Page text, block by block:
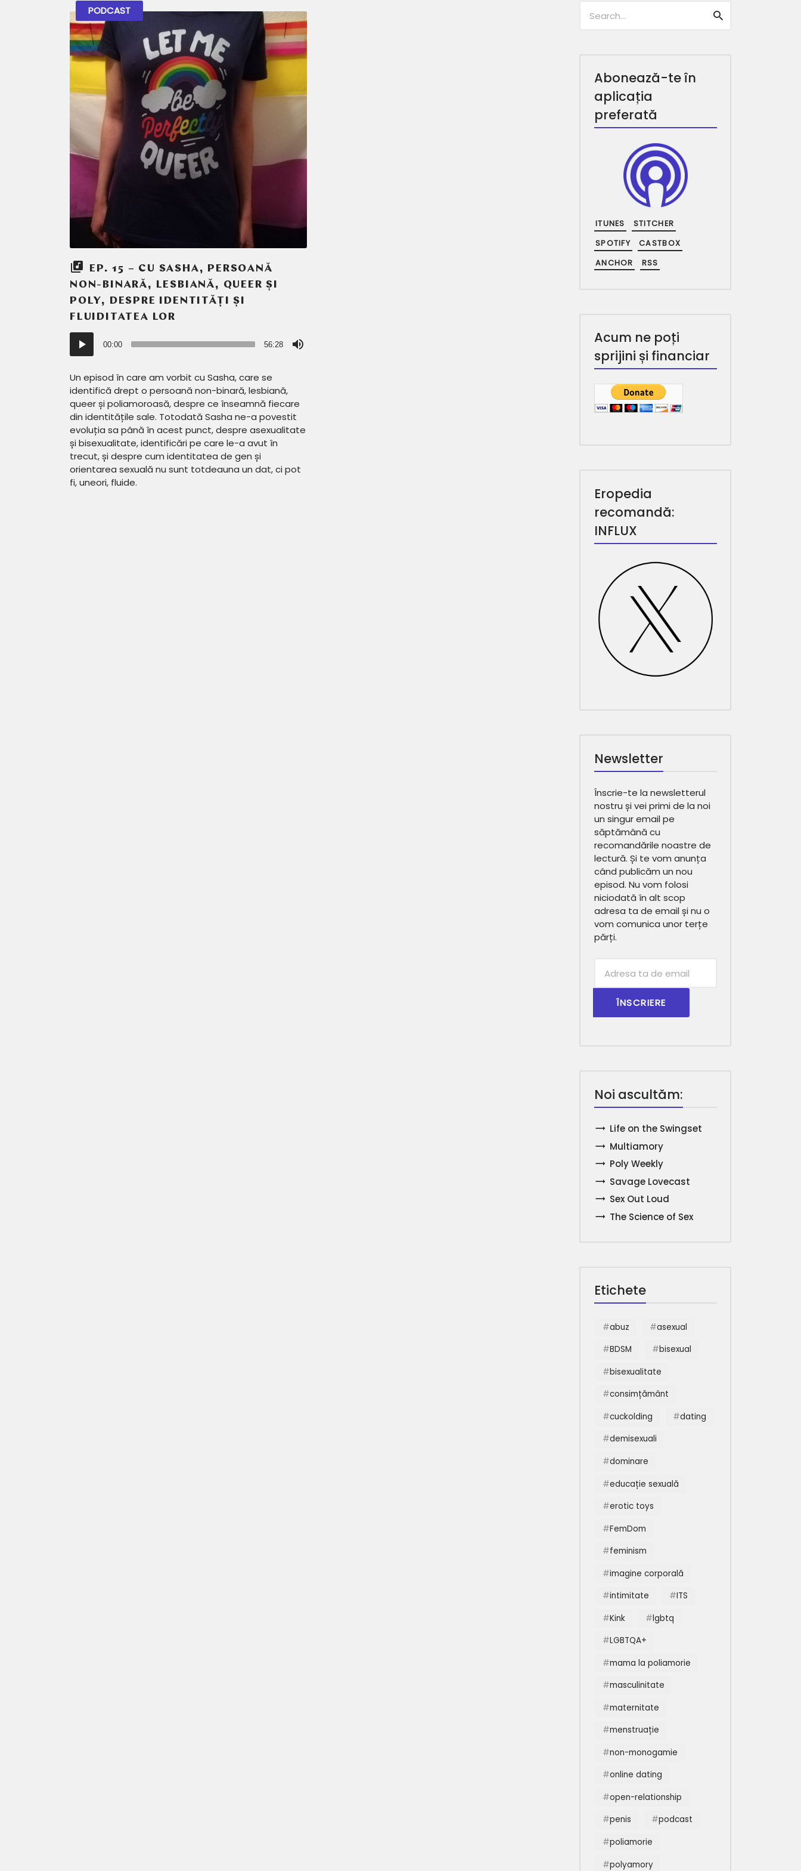
PODCAST
EP. 15 – CU SASHA, PERSOANĂ
NON-BINARĂ, LESBIANĂ, QUEER ȘI
POLY, DESPRE IDENTITĂȚI ȘI
FLUIDITATEA LOR
Player
audio
00:00 56:28
Un episod în care am vorbit cu Sasha, care se
identifică drept o persoană non-binară, lesbiană,
queer și poliamoroasă, despre ce înseamnă fiecare
din identitățile sale. Totodată Sasha ne-a povestit
evoluția sa până în acest punct, despre asexualitate
și bisexualitate, identificări pe care le-a avut în
trecut, și despre cum identitatea de gen și
orientarea sexuală nu sunt totdeauna un dat, ci pot
fi, uneori, fluide.
Caută
Abonează-te în
aplicația
preferată
ITUNES
STITCHER
SPOTIFY
CASTBOX
ANCHOR
RSS
Acum ne poți
sprijini și financiar
Eropedia
recomandă:
INFLUX
Newsletter
Înscrie-te la newsletterul
nostru și vei primi de la noi
un singur email pe
săptămână cu
recomandările noastre de
lectură. Și te vom anunța
când publicăm un nou
episod. Nu vom folosi
niciodată în alt scop
adresa ta de email și nu o
vom comunica unor terțe
părți.
Email
Noi ascultăm:
Life on the Swingset
Multiamory
Poly Weekly
Savage Lovecast
Sex Out Loud
The Science of Sex
Etichete
abuz
asexual
BDSM
bisexual
bisexualitate
consimțământ
cuckolding
dating
demisexuali
dominare
educație sexuală
erotic toys
FemDom
feminism
imagine corporală
intimitate
ITS
Kink
lgbtq
LGBTQA+
mama la poliamorie
masculinitate
maternitate
menstruație
non-monogamie
online dating
open-relationship
penis
podcast
poliamorie
polyamory